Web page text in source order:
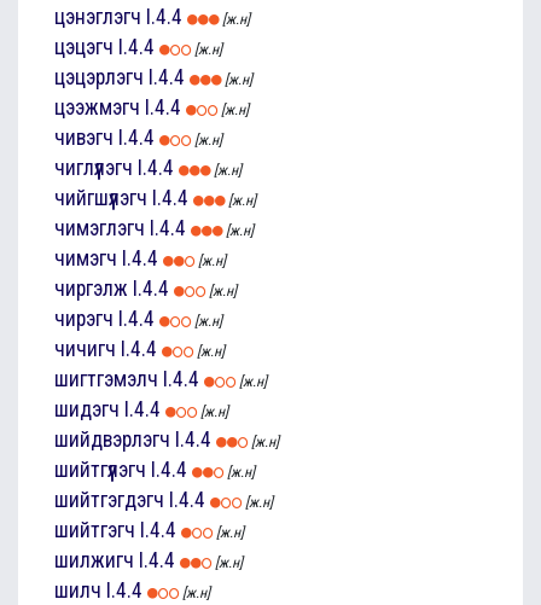
цэнэглэгч I.4.4 [ж.н]
цэцэгч I.4.4 [ж.н]
цэцэрлэгч I.4.4 [ж.н]
цээжмэгч I.4.4 [ж.н]
чивэгч I.4.4 [ж.н]
чиглүүлэгч I.4.4 [ж.н]
чийгшүүлэгч I.4.4 [ж.н]
чимэглэгч I.4.4 [ж.н]
чимэгч I.4.4 [ж.н]
чиргэлж I.4.4 [ж.н]
чирэгч I.4.4 [ж.н]
чичигч I.4.4 [ж.н]
шигтгэмэлч I.4.4 [ж.н]
шидэгч I.4.4 [ж.н]
шийдвэрлэгч I.4.4 [ж.н]
шийтгүүлэгч I.4.4 [ж.н]
шийтгэгдэгч I.4.4 [ж.н]
шийтгэгч I.4.4 [ж.н]
шилжигч I.4.4 [ж.н]
шилч I.4.4 [ж.н]